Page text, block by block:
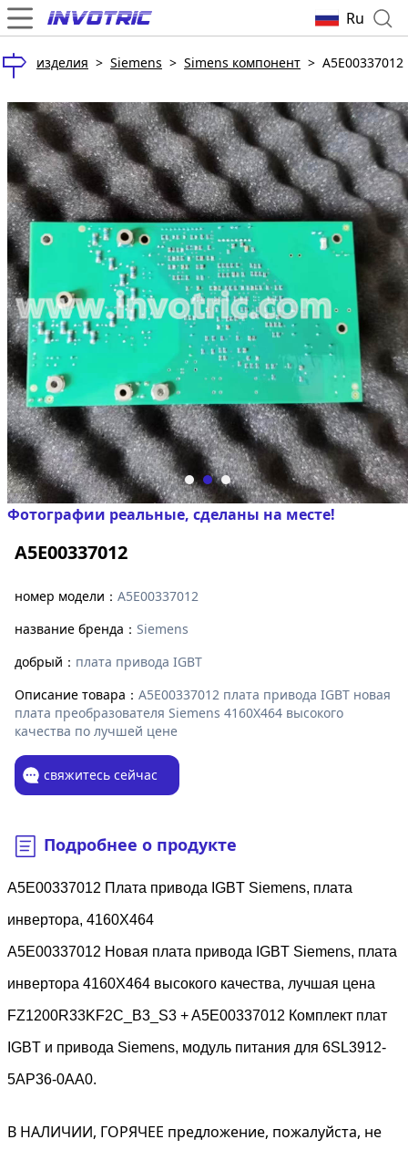
Ru
изделия > Siemens > Simens компонент > A5E00337012
Фотографии реальные, сделаны на месте!
A5E00337012
номер модели： A5E00337012
название бренда： Siemens
добрый： плата привода IGBT
Описание товара： A5E00337012 плата привода IGBT новая
плата преобразователя Siemens 4160X464 высокого
качества по лучшей цене
свяжитесь сейчас
Подробнее о продукте
A5E00337012 Плата привода IGBT Siemens, плата
инвертора, 4160X464
A5E00337012 Новая плата привода IGBT Siemens, плата
инвертора 4160X464 высокого качества, лучшая цена
FZ1200R33KF2C_B3_S3 + A5E00337012 Комплект плат
IGBT и привода Siemens, модуль питания для 6SL3912-
5AP36-0AA0.
В НАЛИЧИИ, ГОРЯЧЕЕ предложение, пожалуйста, не